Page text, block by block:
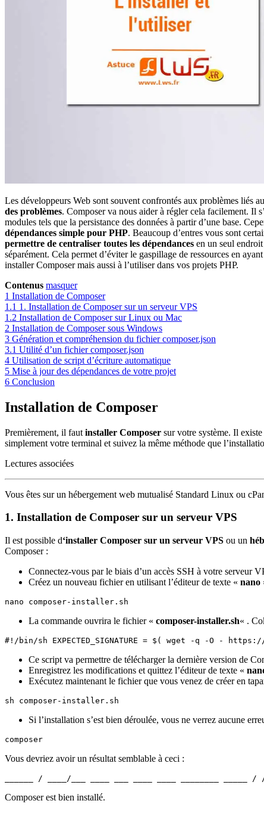
Les développeurs Web sont souvent confrontés aux problèmes liés
des problèmes. Composer va nous aider à régler cela facilement. Il
modules tels que la persistance des données à partir d’une base.
dépendances simple pour PHP. Beaucoup d’entres vous sont
permettre de centraliser toutes les dépendances en un seul
séparément. Cela permet d’éviter le gaspillage de ressources en
installer Composer mais aussi à l’utiliser dans vos projets PHP.
Contenus masquer
1 Installation de Composer
1.1 1. Installation de Composer sur un serveur VPS
1.2 Installation de Composer sur Linux ou Mac
2 Installation de Composer sous Windows
3 Génération et compréhension du fichier composer.json
3.1 Utilité d’un fichier composer.json
4 Utilisation de script d’écriture automatique
5 Mise à jour des dépendances de votre projet
6 Conclusion
Installation de Composer
Premièrement, il faut installer Composer sur votre système. Il
simplement votre terminal et suivez la même méthode que
Lectures associées
Vous êtes sur un hébergement web mutualisé Standard Linux ou
1. Installation de Composer sur un serveur VPS
Il est possible d‘installer Composer sur un serveur VPS ou un
Composer :
Connectez-vous par le biais d’un accès SSH à votre serveur
Créez un nouveau fichier en utilisant l’éditeur de texte « nano
nano composer-installer.sh
La commande ouvrira le fichier « composer-installer.sh« .
#!/bin/sh EXPECTED_SIGNATURE = $( wget -q -O -
Ce script va permettre de télécharger la dernière version de
Enregistrez les modifications et quittez l’éditeur de texte «
Exécutez maintenant le fichier que vous venez de créer en
sh composer-installer.sh
Si l’installation s’est bien déroulée, vous ne verrez aucune
composer
Vous devriez avoir un résultat semblable à ceci :
______ / ____/___ ____ ___ ____ ____
Composer est bien installé.